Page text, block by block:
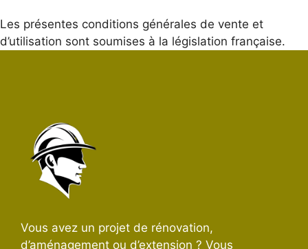
Les présentes conditions générales de vente et
d’utilisation sont soumises à la législation française.
Vous avez un projet de rénovation,
d’aménagement ou d’extension ? Vous